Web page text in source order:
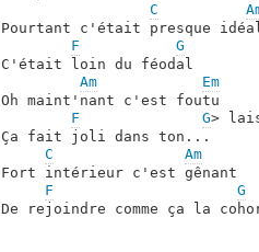
C
Pourtant c'était presque
F
G
C'était loin du féodal
Am
Em
Oh maint'nant c'est foutu
F
G>
Ça fait joli dans ton...
C
Am
Fort intérieur c'est
F
G
De rejoindre comme ça la